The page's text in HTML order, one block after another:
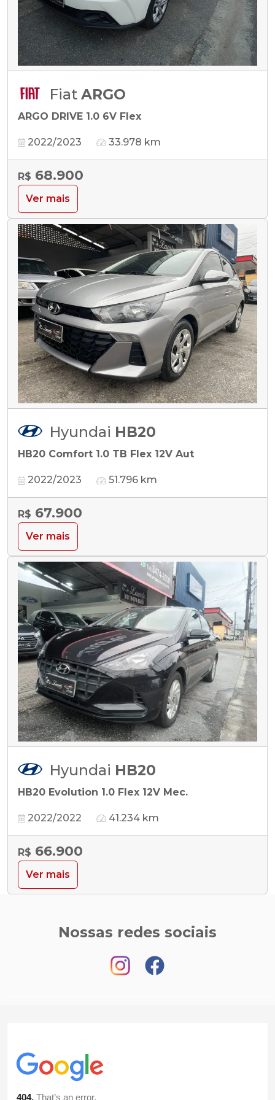
Fiat ARGO
ARGO DRIVE 1.0 6V Flex
2022/2023 33.978 km
R$ 68.900
Ver mais
Hyundai HB20
HB20 Comfort 1.0 TB Flex 12V Aut
2022/2023 51.796 km
R$ 67.900
Ver mais
Hyundai HB20
HB20 Evolution 1.0 Flex 12V Mec.
2022/2022 41.234 km
R$ 66.900
Ver mais
Nossas redes sociais